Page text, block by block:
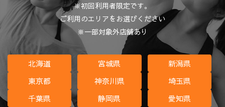
※初回利用者限定です。
ご利用のエリアをお選びください
※一部対象外店舗あり
北海道 宮城県
新潟県
東京都
神奈川県
埼玉県
千葉県
静岡県
愛知県